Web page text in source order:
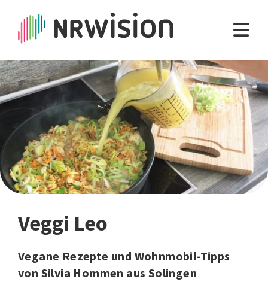
Veggi Leo
Vegane Rezepte und Wohnmobil-Tipps
von Silvia Hommen aus Solingen